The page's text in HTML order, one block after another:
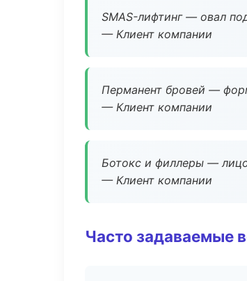
SMAS-лифтинг — овал
— Клиент компании
Перманент бровей —
— Клиент компании
Ботокс и филлеры —
— Клиент компании
Часто задаваемые